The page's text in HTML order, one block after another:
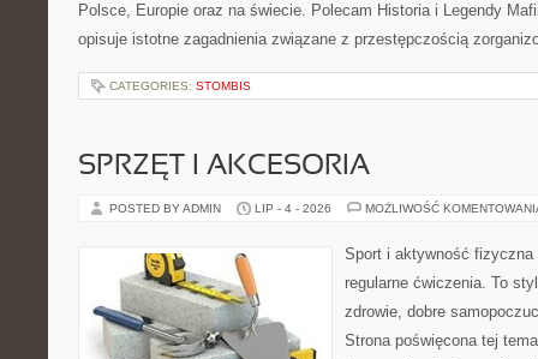
Polsce, Europie oraz na świecie. Polecam Historia i Legendy
opisuje istotne zagadnienia związane z przestępczością
CATEGORIES: STOMBIS
SPRZĘT I AKCESORIA
POSTED BY ADMIN LIP - 4 - 2026 MOŻLIWOŚĆ
Sport i aktywność
regularne ćwiczenia. To
zdrowie, dobre
Strona poświęcona tej